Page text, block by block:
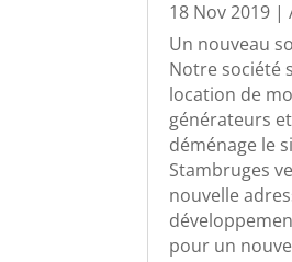
18 Nov 2019 |
Un nouveau
Notre société
location de
générateurs
déménage le
Stambruges
nouvelle
pour un